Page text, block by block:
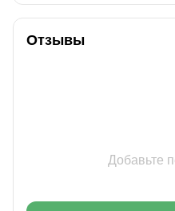
Отзывы
Добавьте